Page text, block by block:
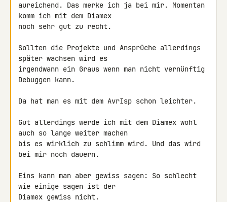
aureichend. Das merke ich ja bei mir. Momentan
komm ich mit dem Diamex
noch sehr gut zu recht.
Sollten die Projekte und Ansprüche allerdings
später wachsen wird es
irgendwann ein Graus wenn man nicht vernünftig
Debuggen kann.
Da hat man es mit dem AvrIsp schon leichter.
Gut allerdings werde ich mit dem Diamex wohl
auch so lange weiter machen
bis es wirklich zu schlimm wird. Und das wird
bei mir noch dauern.
Eins kann man aber gewiss sagen: So schlecht
wie einige sagen ist der
Diamex gewiss nicht.